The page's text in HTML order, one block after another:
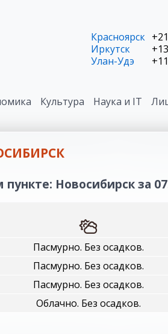
Красноярск
Иркутск
Улан-Удэ
Культура Наука и IT
Новосибирск за
Пасмурно. Без осадков.
Пасмурно. Без осадков.
Пасмурно. Без осадков.
Облачно. Без осадков.